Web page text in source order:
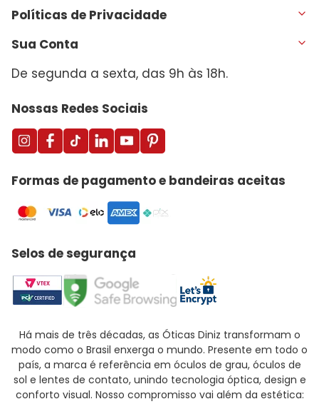
Políticas de Privacidade
Sua Conta
De segunda a sexta, das 9h às 18h.
Nossas Redes Sociais
Formas de pagamento e bandeiras aceitas
Selos de segurança
Há mais de três décadas, as Óticas Diniz transformam o
modo como o Brasil enxerga o mundo. Presente em todo o
país, a marca é referência em óculos de grau, óculos de
sol e lentes de contato, unindo tecnologia óptica, design e
conforto visual. Nosso compromisso vai além da estética: